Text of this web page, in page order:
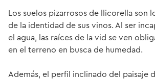
Los suelos pizarrosos de llicorella son
de la identidad de sus vinos. Al ser
el agua, las raíces de la vid se ven
en el terreno en busca de humedad.
Además, el perfil inclinado del paisaje